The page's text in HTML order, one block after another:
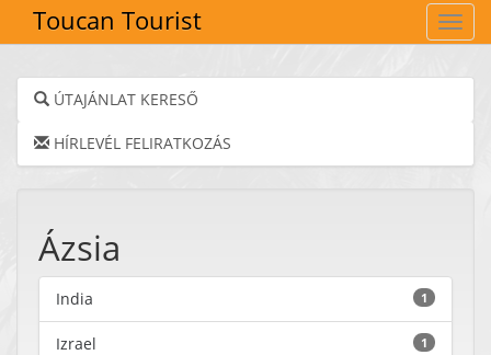
Toucan Tourist
ÚTAJÁNLAT KERESŐ
HÍRLEVÉL FELIRATKOZÁS
Ázsia
1
India
1
Izrael